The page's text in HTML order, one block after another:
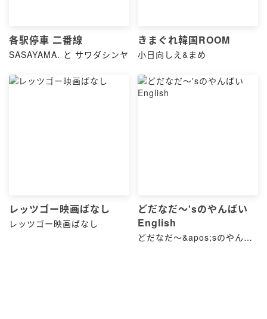
各駅停車 二番線
SASAYAMA. と サワダシンヤ
きまぐれ韓国ROOM
小日向しえ&まめ
レッツゴー映画ばなし
レッツゴー映画ばなし
どだなだ〜'sのやんばい
English
どだなだ〜&apos;sのやんば